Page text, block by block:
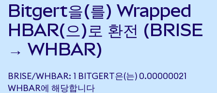
Bitgert을(를) Wrapped
HBAR(으)로 환전 (BRISE
→ WHBAR)
BRISE/WHBAR: 1 BITGERT은(는) 0.00000021
WHBAR에 해당합니다